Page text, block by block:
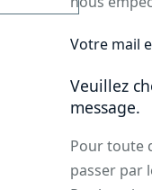
Votre mail
Veuillez
message.
Pour toute
passer par